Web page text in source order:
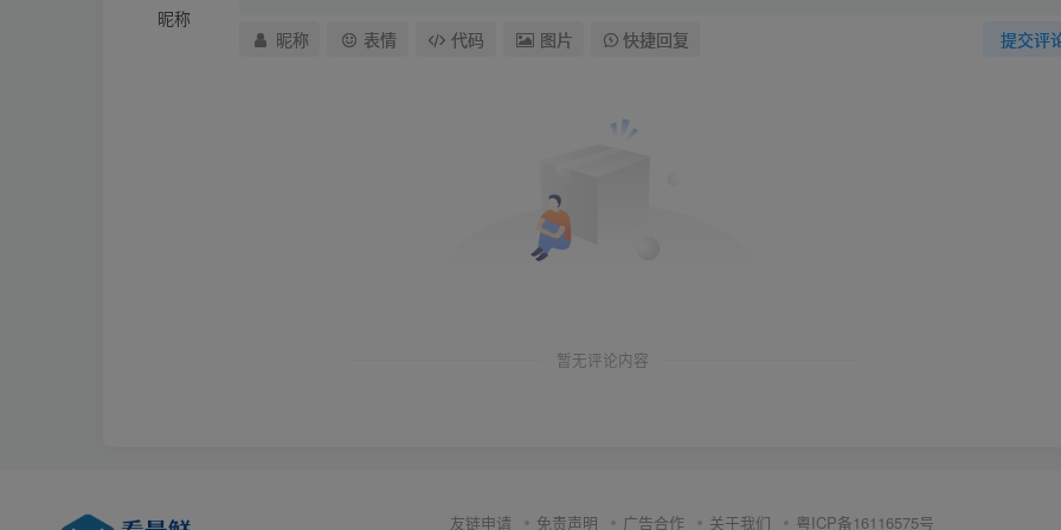
昵称
提交评
昵称 表情 代码 图片 快捷回复
暂无评论内容
友链申请 免责声明 广告合作 关于我们 粤ICP备16116575号